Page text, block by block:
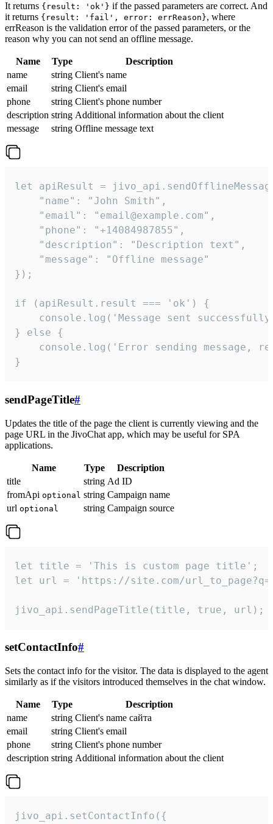
It returns {result: 'ok'} if the passed parameters are correct. And
it returns {result: 'fail', error: errReason}, where
errReason is the validation error of the passed parameters, or the
reason why you can not send an offline message.
Name Type
Description
name
string Client's name
email
string Client's email
phone
string Client's phone number
description string Additional information about the client
message
string Offline message text
let apiResult =
    "name": "John Smith",
    "email": "email@example.com",
    "phone": "+14084987855",
    "description": "Description text",
    "message": "Offline message"
});
if (apiResult.result === 'ok') {
console.log('Message sent
} else {
console.log('Error sending message,
}
sendPageTitle#
Updates the title of the page the client is currently viewing and the
page URL in the JivoChat app, which may be useful for SPA
applications.
Name Type
Description
title
string Ad ID
fromApi optional string Campaign name
url optional string Campaign source
let title = 'This is custom page title';
let url = 'https://site.com/
jivo_api.sendPageTitle(title, true, url);
setContactInfo#
Sets the contact info for the visitor. The data is displayed to the agent
similarly as if the visitors introduced themselves in the chat window.
Name Type
Description
name
string Client's name сайта
email
string Client's email
phone
string Client's phone number
description string Additional information about the client
jivo_api.setContactInfo({